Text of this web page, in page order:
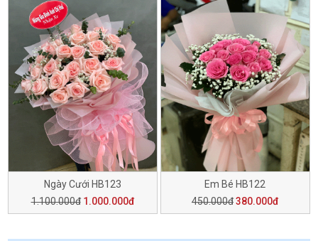
Ngày Cưới HB123
1.100.000đ 1.000.000đ
Em Bé HB122
450.000đ380.000đ